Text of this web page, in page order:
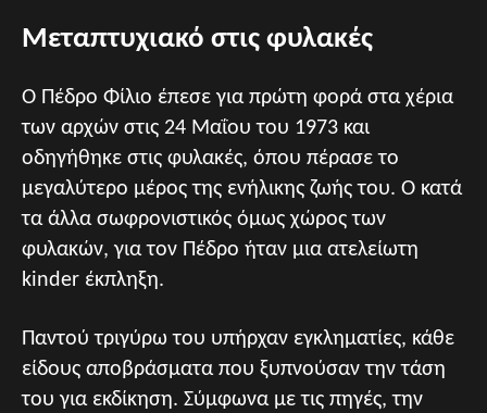
Μεταπτυχιακό στις φυλακές
Ο Πέδρο Φίλιο έπεσε για πρώτη φορά στα χέρια
των αρχών στις 24 Μαΐου του 1973 και
οδηγήθηκε στις φυλακές, όπου πέρασε το
μεγαλύτερο μέρος της ενήλικης ζωής του. Ο κατά
τα άλλα σωφρονιστικός όμως χώρος των
φυλακών, για τον Πέδρο ήταν μια ατελείωτη
kinder έκπληξη.
Παντού τριγύρω του υπήρχαν εγκληματίες, κάθε
είδους αποβράσματα που ξυπνούσαν την τάση
του για εκδίκηση. Σύμφωνα με τις πηγές, την